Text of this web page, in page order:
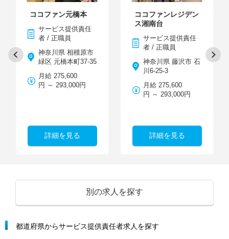
ココファン元橋本
サービス提供責任
者 / 正職員
神奈川県 相模原市
緑区 元橋本町37-35
月給 275,600
円 ～ 293,000円
詳細を見る
ココファンレジデン
ス湘南台
サービス提供責任
者 / 正職員
神奈川県 藤沢市 石
川6-25-3
月給 275,600
円 ～ 293,000円
詳細を見る
別の求人を探す
都道府県からサービス提供責任者求人を探す